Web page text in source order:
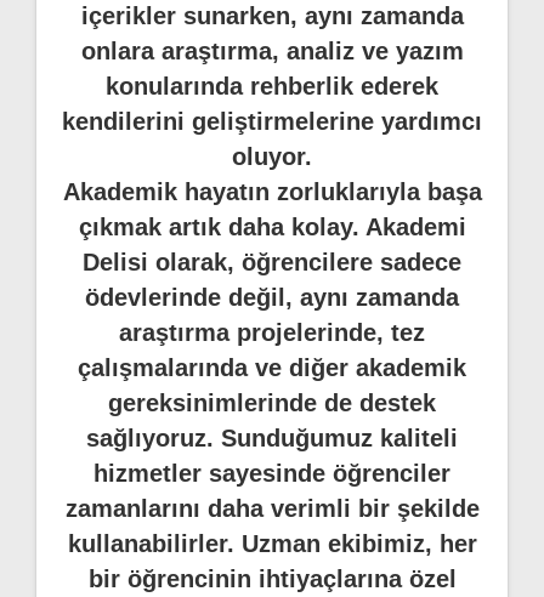
içerikler sunarken, aynı zamanda
onlara araştırma, analiz ve yazım
konularında rehberlik ederek
kendilerini geliştirmelerine yardımcı
oluyor.
Akademik hayatın zorluklarıyla başa
çıkmak artık daha kolay. Akademi
Delisi olarak, öğrencilere sadece
ödevlerinde değil, aynı zamanda
araştırma projelerinde, tez
çalışmalarında ve diğer akademik
gereksinimlerinde de destek
sağlıyoruz. Sunduğumuz kaliteli
hizmetler sayesinde öğrenciler
zamanlarını daha verimli bir şekilde
kullanabilirler. Uzman ekibimiz, her
bir öğrencinin ihtiyaçlarına özel